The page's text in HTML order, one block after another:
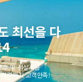
최선을 다
및 성실시공
격까지 고객만족!